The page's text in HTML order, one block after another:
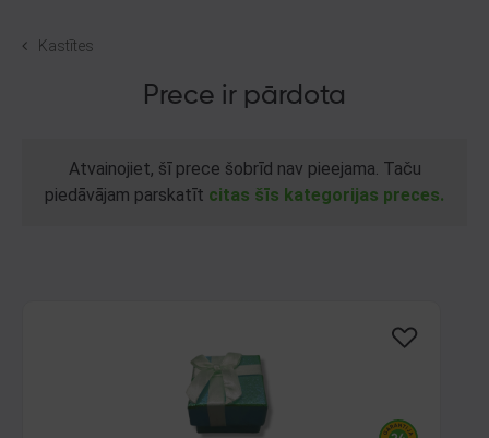
Kastītes
Prece ir pārdota
Atvainojiet, šī prece šobrīd nav pieejama. Taču
piedāvājam parskatīt citas šīs kategorijas preces.